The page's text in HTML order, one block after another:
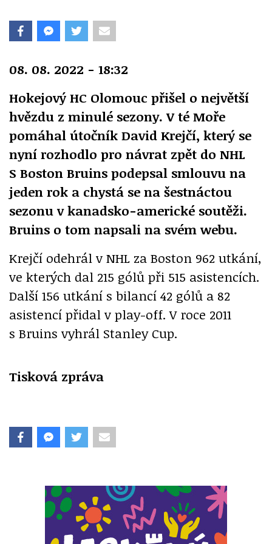
08. 08. 2022 - 18:32
Hokejový HC Olomouc přišel o největší
hvězdu z minulé sezony. V té Moře
pomáhal útočník David Krejčí, který se
nyní rozhodlo pro návrat zpět do NHL
S Boston Bruins podepsal smlouvu na
jeden rok a chystá se na šestnáctou
sezonu v kanadsko-americké soutěži.
Bruins o tom napsali na svém webu.
Krejčí odehrál v NHL za Boston 962 utkání,
ve kterých dal 215 gólů při 515 asistencích.
Další 156 utkání s bilancí 42 gólů a 82
asistencí přidal v play-off. V roce 2011
s Bruins vyhrál Stanley Cup.
Tisková zpráva